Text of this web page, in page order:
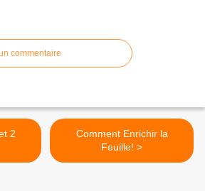
commentaire
2
Comment Enrichir la
Feuille! >